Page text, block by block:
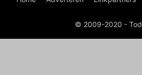
© 2009-2020 -